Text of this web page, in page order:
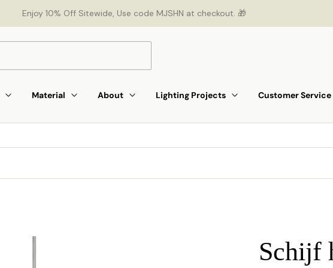
Enjoy 10% Off Sitewide, Use code MJSHN at checkout. 🎁
Material About Lighting Projects Customer Service
Schijf